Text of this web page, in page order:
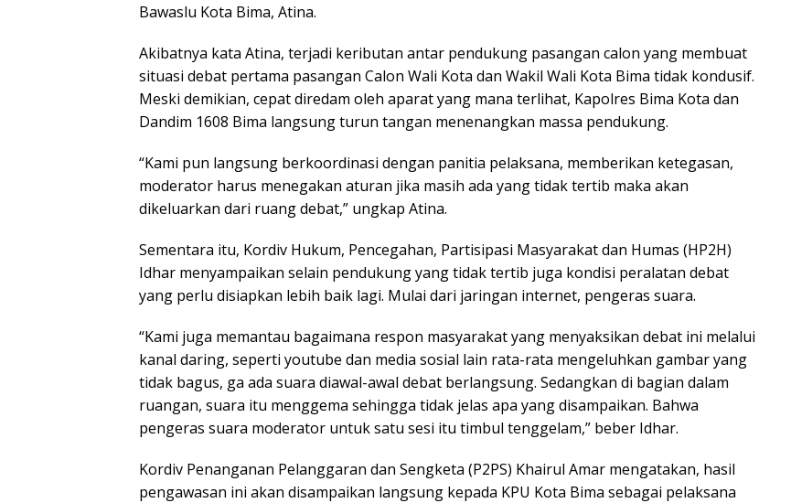
Bawaslu Kota Bima, Atina.
Akibatnya kata Atina, terjadi keributan antar pendukung pasangan calon yang membuat
situasi debat pertama pasangan Calon Wali Kota dan Wakil Wali Kota Bima tidak kondusif.
Meski demikian, cepat diredam oleh aparat yang mana terlihat, Kapolres Bima Kota dan
Dandim 1608 Bima langsung turun tangan menenangkan massa pendukung.
“Kami pun langsung berkoordinasi dengan panitia pelaksana, memberikan ketegasan,
moderator harus menegakan aturan jika masih ada yang tidak tertib maka akan
dikeluarkan dari ruang debat,” ungkap Atina.
Sementara itu, Kordiv Hukum, Pencegahan, Partisipasi Masyarakat dan Humas (HP2H)
Idhar menyampaikan selain pendukung yang tidak tertib juga kondisi peralatan debat
yang perlu disiapkan lebih baik lagi. Mulai dari jaringan internet, pengeras suara.
“Kami juga memantau bagaimana respon masyarakat yang menyaksikan debat ini melalui
kanal daring, seperti youtube dan media sosial lain rata-rata mengeluhkan gambar yang
tidak bagus, ga ada suara diawal-awal debat berlangsung. Sedangkan di bagian dalam
ruangan, suara itu menggema sehingga tidak jelas apa yang disampaikan. Bahwa
pengeras suara moderator untuk satu sesi itu timbul tenggelam,” beber Idhar.
Kordiv Penanganan Pelanggaran dan Sengketa (P2PS) Khairul Amar mengatakan, hasil
pengawasan ini akan disampaikan langsung kepada KPU Kota Bima sebagai pelaksana